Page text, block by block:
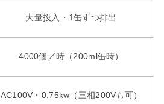
大量投入・1缶ずつ排出
4000個／時（200ml缶時）
AC100V・0.75kw（三相200Vも可）